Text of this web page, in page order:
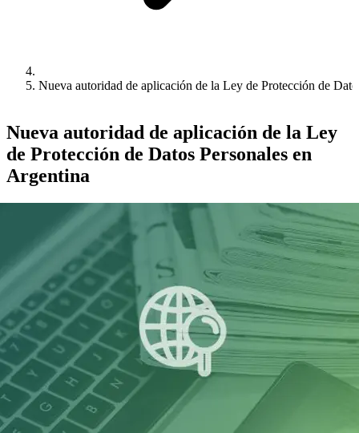
Nueva autoridad de aplicación de la Ley de Protección de
Nueva autoridad de aplicación de la Ley
de Protección de Datos Personales en
Argentina